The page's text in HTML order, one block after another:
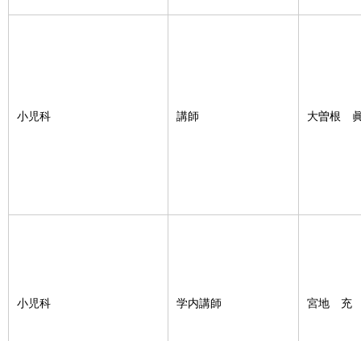
小児科 講師 大曽根
小児科 学内講師 宮地 充